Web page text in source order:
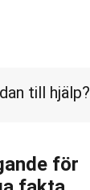
till hjälp?
för